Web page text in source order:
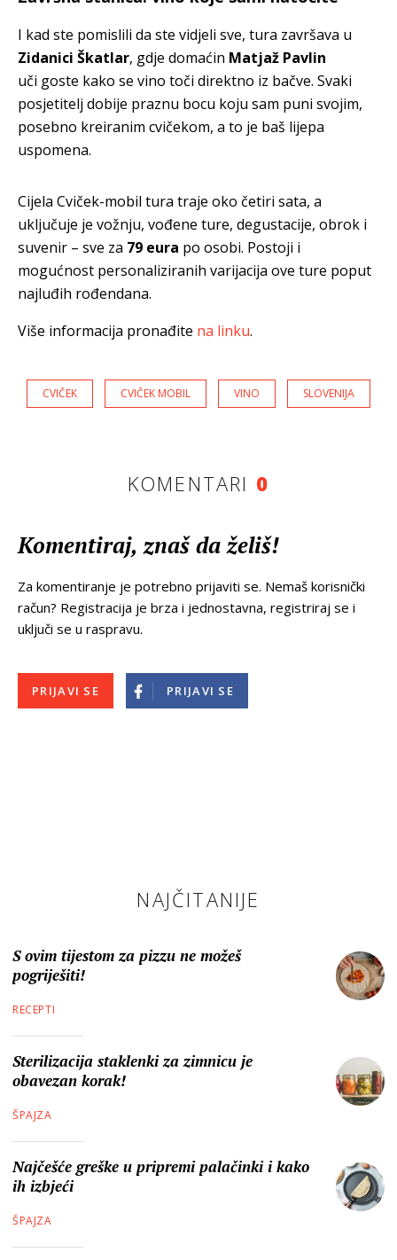
I kad ste pomislili da ste vidjeli sve, tura završava u
Zidanici Škatlar, gdje domaćin Matjaž Pavlin
uči goste kako se vino toči direktno iz bačve. Svaki
posjetitelj dobije praznu bocu koju sam puni svojim,
posebno kreiranim cvičekom, a to je baš lijepa
uspomena.
Cijela Cviček-mobil tura traje oko četiri sata, a
uključuje je vožnju, vođene ture, degustacije, obrok i
suvenir – sve za 79 eura po osobi. Postoji i
mogućnost personaliziranih varijacija ove ture poput
najluđih rođendana.
Više informacija pronađite na linku.
CVIČEK CVIČEK MOBIL VINO SLOVENIJA
KOMENTARI 0
Komentiraj, znaš da želiš!
Za komentiranje je potrebno prijaviti se. Nemaš korisnički
račun? Registracija je brza i jednostavna, registriraj se i
uključi se u raspravu.
PRIJAVI SE PRIJAVI SE
NAJČITANIJE
S ovim tijestom za pizzu ne možeš
pogriješiti!
RECEPTI
Sterilizacija staklenki za zimnicu je
obavezan korak!
ŠPAJZA
Najčešće greške u pripremi palačinki i kako
ih izbjeći
ŠPAJZA